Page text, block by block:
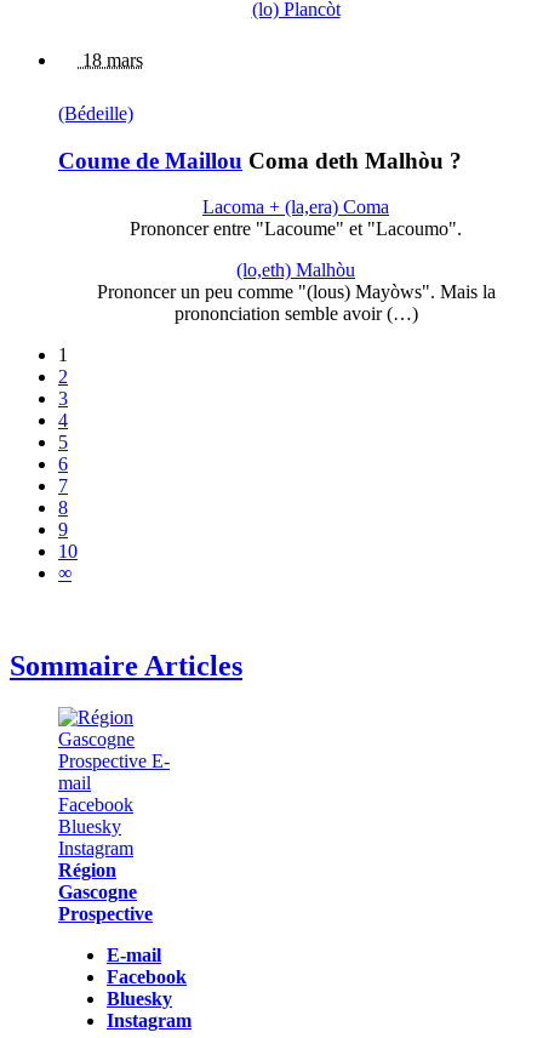
(lo) Plancòt
18 mars
(Bédeille)
Coume de Maillou Coma deth Malhòu ?
Lacoma + (la,era) Coma
Prononcer entre "Lacoume" et "Lacoumo".
(lo,eth) Malhòu
Prononcer un peu comme "(lous) Mayòws". Mais la
prononciation semble avoir (…)
1
2
3
4
5
6
7
8
9
10
∞
Sommaire Articles
Région
Gascogne
Prospective
E-mail
Facebook
Bluesky
Instagram